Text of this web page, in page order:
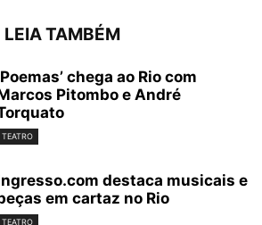
LEIA TAMBÉM
chega ao Rio com
Pitombo e André
TEATRO
destaca musicais e
em cartaz no Rio
TEATRO